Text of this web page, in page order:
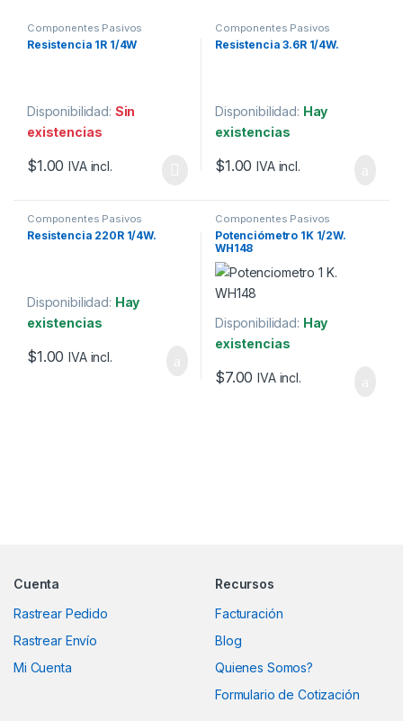
Componentes Pasivos
Resistencia 1R 1/4W
Disponibilidad: Sin
existencias
$1.00 IVA incl.
Componentes Pasivos
Resistencia 3.6R 1/4W.
Disponibilidad: Hay
existencias
$1.00 IVA incl.
Componentes Pasivos
Resistencia 220R 1/4W.
Disponibilidad: Hay
existencias
$1.00 IVA incl.
Componentes Pasivos
Potenciómetro 1K 1/2W.
WH148
Disponibilidad: Hay
existencias
$7.00 IVA incl.
Cuenta
Rastrear Pedido
Rastrear Envío
Mi Cuenta
Recursos
Facturación
Blog
Quienes Somos?
Formulario de Cotización